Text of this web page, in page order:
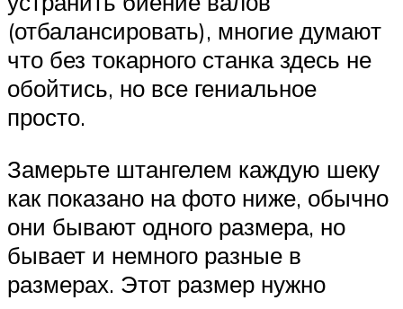
(отбалансировать), многие думают
что без токарного станка здесь не
обойтись, но все гениальное
просто.
Замерьте штангелем каждую шеку
как показано на фото ниже, обычно
они бывают одного размера, но
бывает и немного разные в
размерах. Этот размер нужно